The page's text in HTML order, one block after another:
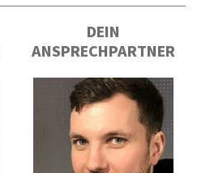
DEIN
ANSPRECHPARTNER